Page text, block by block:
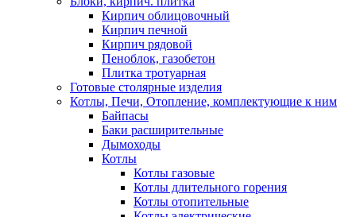
Кирпич облицовочный
Кирпич печной
Кирпич рядовой
Пеноблок, газобетон
Плитка тротуарная
Готовые столярные изделия
Котлы, Печи, Отопление, комплектующие к ним
Байпасы
Баки расширительные
Дымоходы
Котлы
Котлы газовые
Котлы длительного горения
Котлы отопительные